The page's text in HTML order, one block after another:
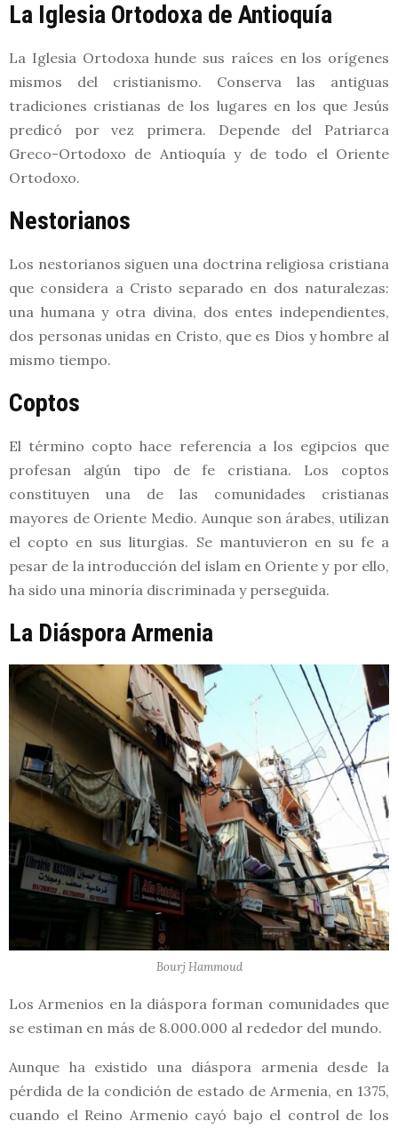
La Iglesia Ortodoxa de Antioquía
La Iglesia Ortodoxa hunde sus raíces en los orígenes
mismos del cristianismo. Conserva las antiguas
tradiciones cristianas de los lugares en los que Jesús
predicó por vez primera. Depende del Patriarca
Greco-Ortodoxo de Antioquía y de todo el Oriente
Ortodoxo.
Nestorianos
Los nestorianos siguen una doctrina religiosa cristiana
que considera a Cristo separado en dos naturalezas:
una humana y otra divina, dos entes independientes,
dos personas unidas en Cristo, que es Dios y hombre al
mismo tiempo.
Coptos
El término copto hace referencia a los egipcios que
profesan algún tipo de fe cristiana. Los coptos
constituyen una de las comunidades cristianas
mayores de Oriente Medio. Aunque son árabes, utilizan
el copto en sus liturgias. Se mantuvieron en su fe a
pesar de la introducción del islam en Oriente y por ello,
ha sido una minoría discriminada y perseguida.
La Diáspora Armenia
Bourj Hammoud
Los Armenios en la diáspora forman comunidades que
se estiman en más de 8.000.000 al rededor del mundo.
Aunque ha existido una diáspora armenia desde la
pérdida de la condición de estado de Armenia, en 1375,
cuando el Reino Armenio cayó bajo el control de los